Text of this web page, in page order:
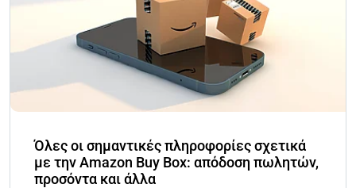
Όλες οι σημαντικές πληροφορίες σχετικά
με την Amazon Buy Box: απόδοση πωλητών,
προσόντα και άλλα